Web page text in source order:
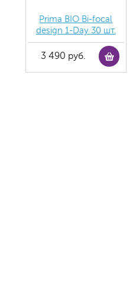
Prima BIO Bi-focal
design 1-Day 30 шт.
3 490 руб.